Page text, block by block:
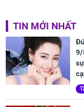
TIN MỚI NHẤT
9/